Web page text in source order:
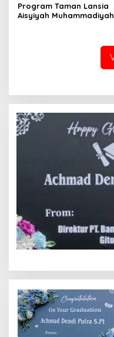
Program Taman Lansia
Aisyiyah Muhammadiyah